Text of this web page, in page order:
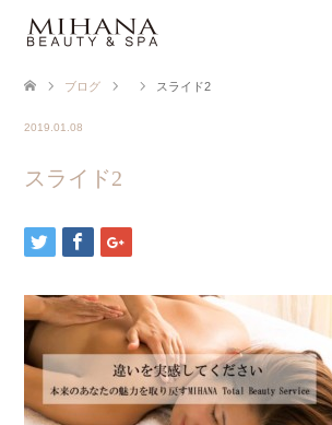
ブログ スライド2
2019.01.08
スライド2